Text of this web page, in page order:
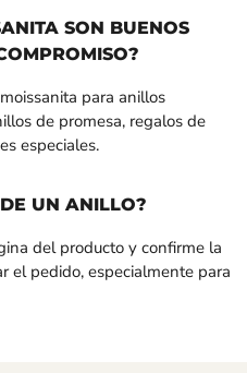
SON BUENOS
para anillos
de promesa, regalos de
especiales.
UN ANILLO?
del producto y confirme la
el pedido, especialmente para